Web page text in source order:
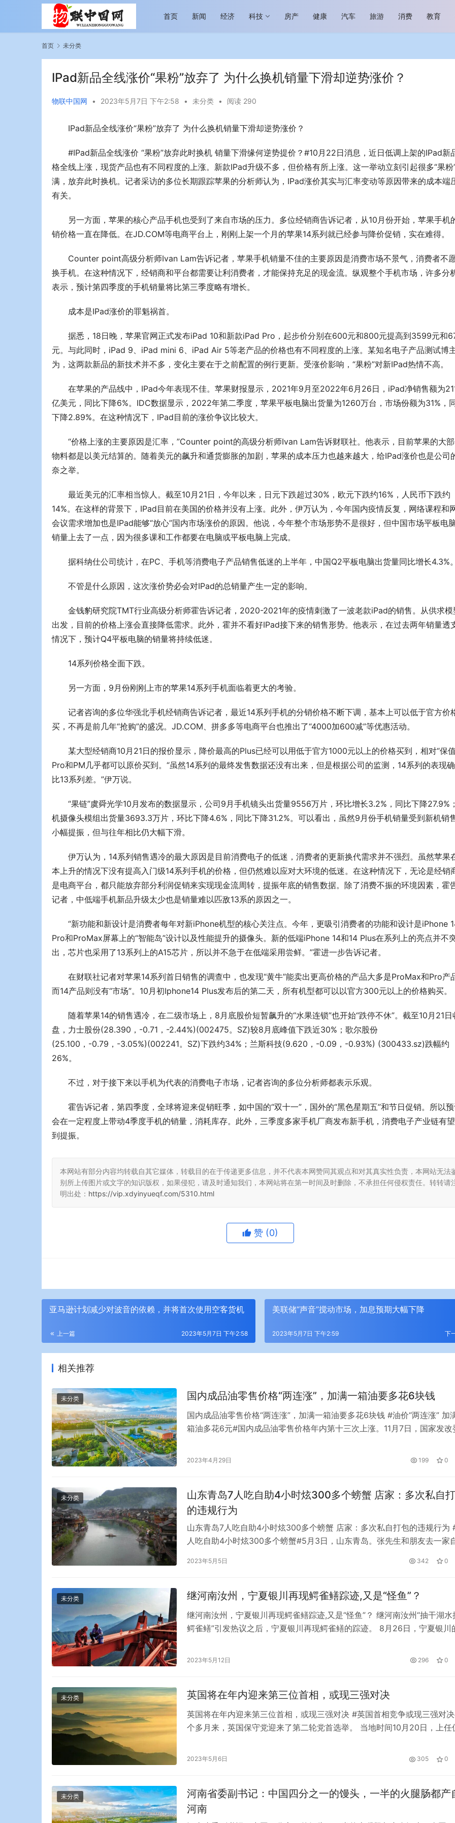
首页 新闻 经济 科技 房产 健康 汽车 旅游 消费 教育
首页 未分类
IPad新品全线涨价“果粉”放弃了 为什么换机销量下滑却逆势涨价？
物联中国网 • 2023年5月7日 下午2:58 • 未分类 • 阅读 290
IPad新品全线涨价“果粉”放弃了 为什么换机销量下滑却逆势涨价？
#IPad新品全线涨价 “果粉”放弃此时换机 销量下滑缘何逆势提价？#10月22日消息，近日低调上架的IPad新
格全线上涨，现货产品也有不同程度的上涨。新款IPad升级不多，但价格有所上涨。这一举动立刻引起很多“果粉
满，放弃此时换机。记者采访的多位长期跟踪苹果的分析师认为，IPad涨价其实与汇率变动等原因带来的成本端
有关。
另一方面，苹果的核心产品手机也受到了来自市场的压力。多位经销商告诉记者，从10月份开始，苹果手机
销价格一直在降低。在JD.COM等电商平台上，刚刚上架一个月的苹果14系列就已经参与降价促销，实在难得。
Counter point高级分析师Ivan Lam告诉记者，苹果手机销量不佳的主要原因是消费市场不景气，消费者不
换手机。在这种情况下，经销商和平台都需要让利消费者，才能保持充足的现金流。纵观整个手机市场，许多分
表示，预计第四季度的手机销量将比第三季度略有增长。
成本是IPad涨价的罪魁祸首。
据悉，18日晚，苹果官网正式发布iPad 10和新款iPad Pro，起步价分别在600元和800元提高到3599元和
元。与此同时，iPad 9、iPad mini 6、iPad Air 5等老产品的价格也有不同程度的上涨。某知名电子产品测试博
为，这两款新品的新技术并不多，变化主要在于之前配置的例行更新。受涨价影响，“果粉”对新IPad热情不高。
在苹果的产品线中，IPad今年表现不佳。苹果财报显示，2021年9月至2022年6月26日，iPad净销售额为
亿美元，同比下降6%。IDC数据显示，2022年第二季度，苹果平板电脑出货量为1260万台，市场份额为31%，
下降2.89%。在这种情况下，IPad目前的涨价争议比较大。
“价格上涨的主要原因是汇率，”Counter point的高级分析师Ivan Lam告诉财联社。他表示，目前苹果的大
物料都是以美元结算的。随着美元的飙升和通货膨胀的加剧，苹果的成本压力也越来越大，给IPad涨价也是公司
奈之举。
最近美元的汇率相当惊人。截至10月21日，今年以来，日元下跌超过30%，欧元下跌约16%，人民币下跌约
14%。在这样的背景下，IPad目前在美国的价格并没有上涨。此外，伊万认为，今年国内疫情反复，网络课程和
会议需求增加也是IPad能够“放心”国内市场涨价的原因。他说，今年整个市场形势不是很好，但中国市场平板电
销量上去了一点，因为很多课和工作都要在电脑或平板电脑上完成。
据科纳仕公司统计，在PC、手机等消费电子产品销售低迷的上半年，中国Q2平板电脑出货量同比增长4.3%。
不管是什么原因，这次涨价势必会对IPad的总销量产生一定的影响。
金钱豹研究院TMT行业高级分析师霍告诉记者，2020-2021年的疫情刺激了一波老款iPad的销售。从供求模
出发，目前的价格上涨会直接降低需求。此外，霍并不看好IPad接下来的销售形势。他表示，在过去两年销量透
情况下，预计Q4平板电脑的销量将持续低迷。
14系列价格全面下跌。
另一方面，9月份刚刚上市的苹果14系列手机面临着更大的考验。
记者咨询的多位华强北手机经销商告诉记者，最近14系列手机的分销价格不断下调，基本上可以低于官方价
买，不再是前几年“抢购”的盛况。JD.COM、拼多多等电商平台也推出了“4000加600减”等优惠活动。
某大型经销商10月21日的报价显示，降价最高的Plus已经可以用低于官方1000元以上的价格买到，相对“保
Pro和PM几乎都可以原价买到。“虽然14系列的最终发售数据还没有出来，但是根据公司的监测，14系列的表现
比13系列差。”伊万说。
“果链”虞舜光学10月发布的数据显示，公司9月手机镜头出货量9556万片，环比增长3.2%，同比下降27.9%
机摄像头模组出货量3693.3万片，环比下降4.6%，同比下降31.2%。可以看出，虽然9月份手机销量受到新机销
小幅提振，但与往年相比仍大幅下滑。
伊万认为，14系列销售遇冷的最大原因是目前消费电子的低迷，消费者的更新换代需求并不强烈。虽然苹果
本上升的情况下没有提高入门级14系列手机的价格，但仍然难以应对大环境的低迷。在这种情况下，无论是经销
是电商平台，都只能放弃部分利润促销来实现现金流周转，提振年底的销售数据。除了消费不振的环境因素，霍
记者，中低端手机新品升级太少也是销量难以匹敌13系的原因之一。
“新功能和新设计是消费者每年对新iPhone机型的核心关注点。今年，更吸引消费者的功能和设计是iPhone
Pro和ProMax屏幕上的“智能岛”设计以及性能提升的摄像头。新的低端iPhone 14和14 Plus在系列上的亮点并不
出，芯片也采用了13系列上的A15芯片，所以并不急于在低端采用尝鲜。”霍进一步告诉记者。
在财联社记者对苹果14系列首日销售的调查中，也发现“黄牛”能卖出更高价格的产品大多是ProMax和Pro产
而14产品则没有“市场”。10月初Iphone14 Plus发布后的第二天，所有机型都可以以官方300元以上的价格购买。
随着苹果14的销售遇冷，在二级市场上，8月底股价短暂飙升的“水果连锁”也开始“跌停不休”。截至10月21日
盘，力士股份(28.390，-0.71，-2.44%)(002475。SZ)较8月底峰值下跌近30%；歌尔股份
(25.100，-0.79，-3.05%)(002241。SZ)下跌约34%；兰斯科技(9.620，-0.09，-0.93%) (300433.sz)跌幅约
26%。
不过，对于接下来以手机为代表的消费电子市场，记者咨询的多位分析师都表示乐观。
霍告诉记者，第四季度，全球将迎来促销旺季，如中国的“双十一”，国外的“黑色星期五”和节日促销。所以
会在一定程度上带动4季度手机的销量，消耗库存。此外，三季度多家手机厂商发布新手机，消费电子产业链有
到提振。
本网站有部分内容均转载自其它媒体，转载目的在于传递更多信息，并不代表本网赞同其观点和对其真实性负责，本网站无法
别所上传图片或文字的知识版权，如果侵犯，请及时通知我们，本网站将在第一时间及时删除，不承担任何侵权责任。转转请
明出处： https://vip.xdyinyueqf.com/5310.html
赞 (0)
亚马逊计划减少对波音的依赖，并将首次使用空客货机
上一篇 2023年5月7日 下午2:58
美联储“声音”搅动市场，加息预期大幅下降
下
2023年5月7日 下午2:59
相关推荐
未分类 国内成品油零售价格“两连涨”，加满一箱油要多花6块钱
国内成品油零售价格“两连涨”，加满一箱油要多花6块钱 #油价“两连涨” 加
箱油多花6元#国内成品油零售价格年内第十三次上涨。11月7日，国家发改
92号汽油上调0.12元/升，95号汽油和0号柴油也上调0.13元/升。 导致私家
2023年4月29日 199 0
未分类
山东青岛7人吃自助4小时炫300多个螃蟹 店家：多次私自
的违规行为
山东青岛7人吃自助4小时炫300多个螃蟹 店家：多次私自打包的违规行为
人吃自助4小时炫300多个螃蟹#5月3日，山东青岛。张先生和朋友去一家
吃的很多，所以一般都选择食堂，吃了四个小时。他们吃了80多碗杨志吗
没…
2023年5月5日 342 0
未分类 继河南汝州，宁夏银川再现鳄雀鳝踪迹,又是“怪鱼”？
继河南汝州，宁夏银川再现鳄雀鳝踪迹,又是“怪鱼”？ 继河南汝州“抽干湖水
鳄雀鳝”引发热议之后，宁夏银川再现鳄雀鳝的踪迹。 8月26日，宁夏银川
一条从未见过的鱼。 王先生平时爱好钓鱼，但从未见过这类长相奇特、修长
2023年5月12日 296 0
未分类 英国将在年内迎来第三位首相，或现三强对决
英国将在年内迎来第三位首相，或现三强对决 #英国首相竞争或现三强对
个多月来，英国保守党迎来了第二轮党首选举。 当地时间10月20日，上任
在职时间最短的首相。 英国前首相约翰逊因一系列丑闻辞职后，保守党内部
2023年5月6日 305 0
未分类
河南省委副书记：中国四分之一的馒头，一半的火腿肠都产
河南
越览山河 纵情逐梦 新帕拉丁听风之旅即日
今年旅游市场进入恢复发展快车道 向“新”而